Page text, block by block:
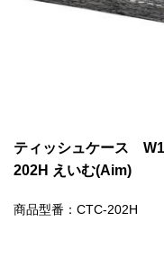
ティッシュケース
202H えいむ(Aim)
商品型番：CTC-202H